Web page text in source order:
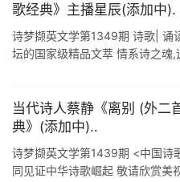
歌经典》主播星辰(添加中).
诗梦撷英文学第1349期 诗歌|
坛的国家级精品文萃 情系诗之
当代诗人蔡静《离别 ​(外二
典》(添加中)..
诗梦撷英文学第1439期 <中国诗
同见证中华诗歌崛起 敬请欣赏美